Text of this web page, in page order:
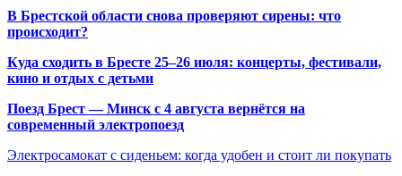
В Брестской области снова проверяют сирены: что
происходит?
Куда сходить в Бресте 25–26 июля: концерты, фестивали,
кино и отдых с детьми
Поезд Брест — Минск с 4 августа вернётся на
современный электропоезд
Электросамокат с сиденьем: когда удобен и стоит ли покупать